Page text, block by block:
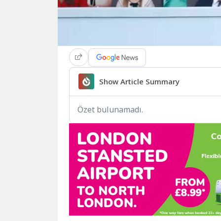
Show Article Summary
Özet bulunamadı.